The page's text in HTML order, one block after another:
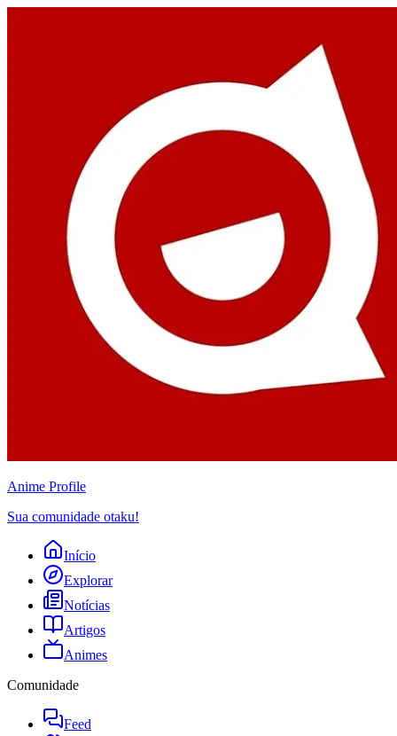
Anime Profile
Sua comunidade otaku!
Início
Explorar
Notícias
Artigos
Animes
Comunidade
Feed